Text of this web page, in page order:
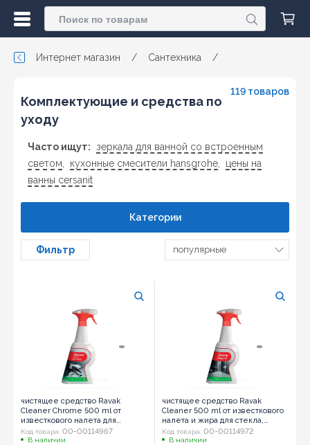
Интернет магазин / Сантехника /
Комплектующие и средства по
уходу
119 товаров
Часто ищут:
зеркала для ванной со встроенным
светом
кухонные смесители hansgrohe
цены на
ванны cersanit
Фильтр
Категории
популярные
чистящее средство Ravak
Cleaner Chrome 500 ml от
известкового налета для
смесителей и сантехники
(X01106)
Код товара: 00-00114967
В наличии
чистящее средство Ravak
Cleaner 500 ml от известкового
налета и жира для стекла,
акрила, керамики, смесителей
(X01101)
Код товара: 00-00114972
В наличии